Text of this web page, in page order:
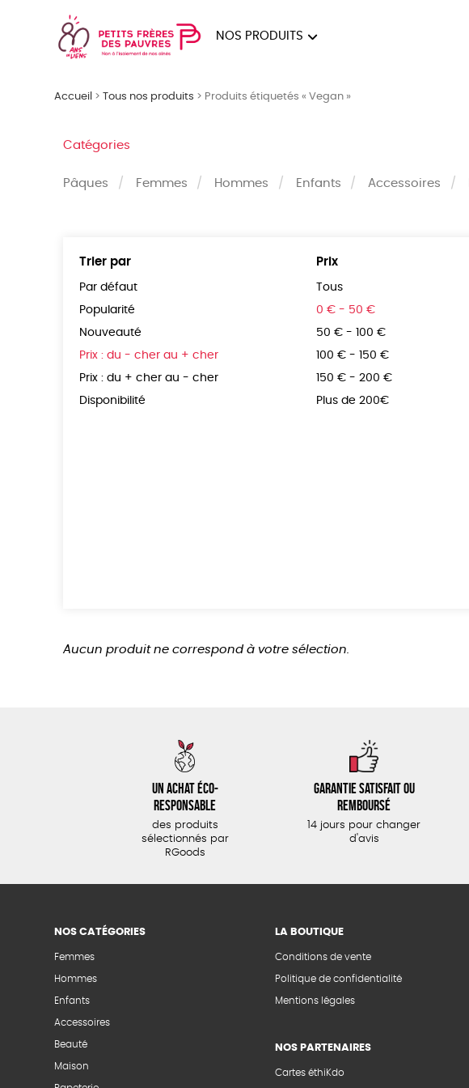
NOS PRODUITS
Accueil >Tous nos produits > Produits étiquetés « Vegan »
Catégories
Pâques Femmes Hommes Enfants Accessoires
Trier par
Par défaut
Popularité
Nouveauté
Prix : du - cher au + cher
Prix : du + cher au - cher
Disponibilité
Prix
Tous
0 € - 50 €
50 € - 100 €
100 € - 150 €
150 € - 200 €
Plus de 200€
Aucun produit ne correspond à votre sélection.
Un achat éco-
responsable
des produits
sélectionnés par
RGoods
Garantie satisfait ou
remboursé
14 jours pour changer
d'avis
NOS CATÉGORIES
Femmes
Hommes
Enfants
Accessoires
Beauté
Maison
LA BOUTIQUE
Conditions de vente
Politique de confidentialité
Mentions légales
NOS PARTENAIRES
Cartes éthiKdo